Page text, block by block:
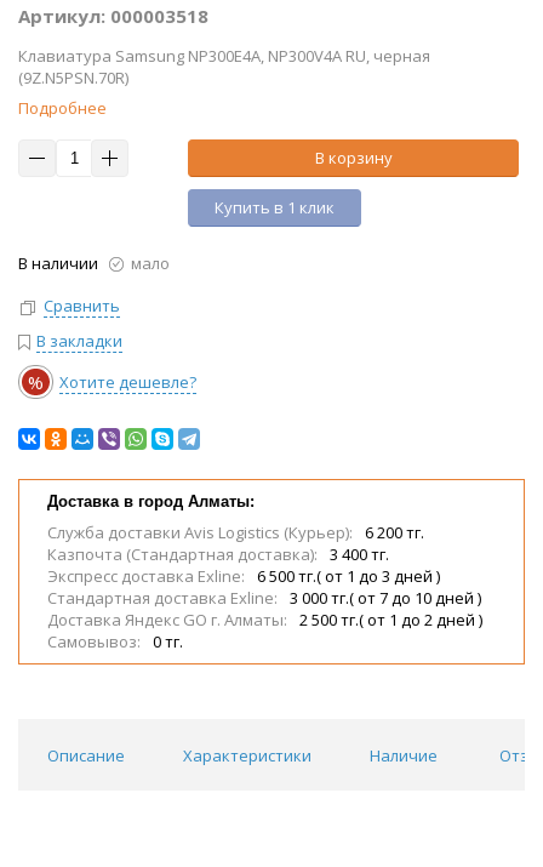
Артикул: 000003518
Клавиатура Samsung NP300E4A, NP300V4A RU, черная
(9Z.N5PSN.70R)
Подробнее
В корзину
Купить в 1 клик
В наличии
мало
Сравнить
В закладки
% Хотите дешевле?
Доставка в город Алматы:
Служба доставки Avis Logistics (Курьер):
6 200 тг.
Казпочта (Стандартная доставка):
3 400 тг.
Экспресс доставка Exline:
6 500 тг.( от 1 до 3 дней )
Стандартная доставка Exline:
3 000 тг.( от 7 до 10 дней )
Доставка Яндекс GO г. Алматы:
2 500 тг.( от 1 до 2 дней )
Самовывоз:
0 тг.
Описание Характеристики Наличие